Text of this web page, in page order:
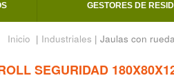
GESTORES DE
Inicio | Industriales | Jaulas con
SEGURIDAD